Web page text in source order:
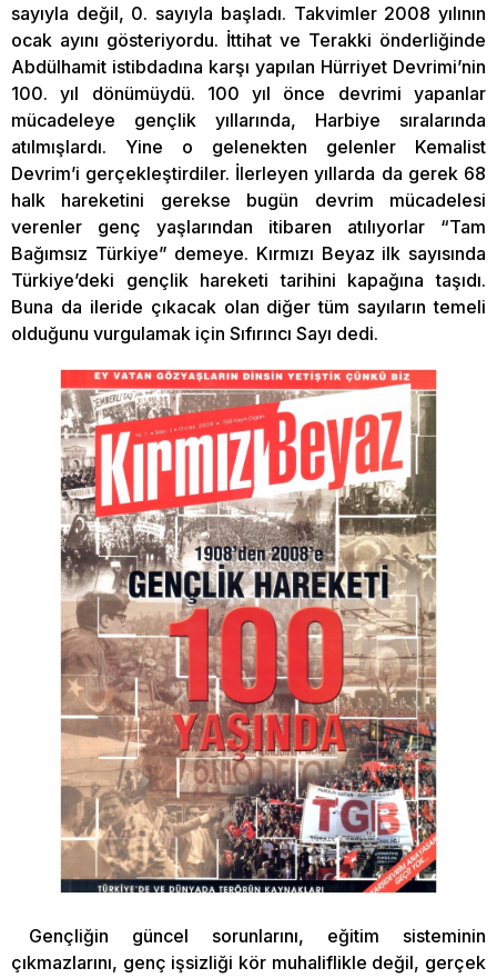
sayıyla değil, 0. sayıyla başladı. Takvimler 2008 yılının
ocak ayını gösteriyordu. İttihat ve Terakki önderliğinde
Abdülhamit istibdadına karşı yapılan Hürriyet Devrimi’nin
100. yıl dönümüydü. 100 yıl önce devrimi yapanlar
mücadeleye gençlik yıllarında, Harbiye sıralarında
atılmışlardı. Yine o gelenekten gelenler Kemalist
Devrim’i gerçekleştirdiler. İlerleyen yıllarda da gerek 68
halk hareketini gerekse bugün devrim mücadelesi
verenler genç yaşlarından itibaren atılıyorlar “Tam
Bağımsız Türkiye” demeye. Kırmızı Beyaz ilk sayısında
Türkiye’deki gençlik hareketi tarihini kapağına taşıdı.
Buna da ileride çıkacak olan diğer tüm sayıların temeli
olduğunu vurgulamak için Sıfırıncı Sayı dedi.
Gençliğin güncel sorunlarını, eğitim sisteminin
çıkmazlarını, genç işsizliği kör muhaliflikle değil, gerçek